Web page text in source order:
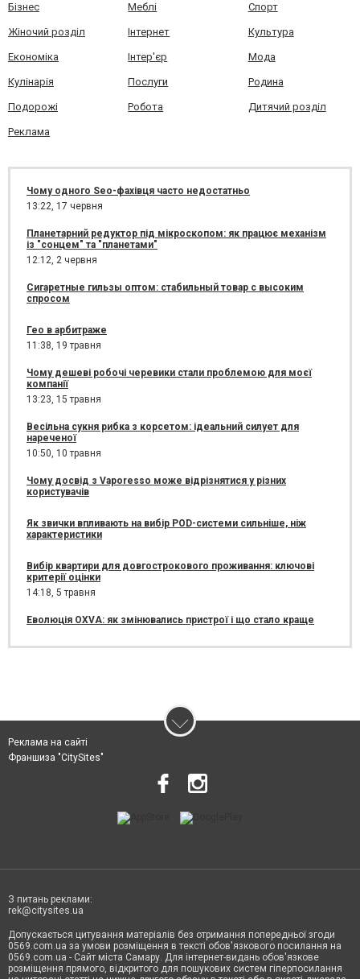
Бізнес Меблі Спорт
Жіночий розділ Інтернет Культура
Економіка Інтер'єр Мода
Кулінарія Послуги Родина
Подорожі Робота Дитячий розділ
Реклама
Чому одного Seo-фахівця часто недостатньо
13:22, 17 червня
Планетарний редуктор під мікроскопом: як працює механізм
із "сонцем" та "планетами"
12:12, 2 червня
Сигаретные гильзы оптом: стабильный товар с высоким
спросом
Гео в арбитраже
11:38, 19 травня
Чому дешеві робочі черевики стали проблемою для моєї
компанії
13:23, 15 травня
Весільна сукня рибка з корсетом: ідеальний силует для
нареченої
10:50, 10 травня
Чому досвід з Vaporesso може відрізнятися у різних
користувачів
Як звички впливають на вибір POD-системи сильніше, ніж
характеристики
Вибір квартири для довгострокового проживання: ключові
критерії оцінки
14:18, 5 травня
Еволюція OXVA: як змінювались пристрої і що стало краще
Реклама на сайті
Франшиза "CitySites"
З питань реклами:
rek@citysites.ua
Допускається цитування матеріалів без отримання попередньої згоди
0569.com.ua за умови розміщення в тексті обов'язкового посилання на
0569.com.ua - Сайт міста Самару. Для інтернет-видань обов'язкове
розміщення прямого, відкритого для пошукових систем гіперпосилання